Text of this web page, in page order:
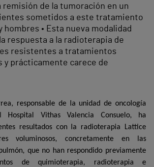
remisión de la tumoración en un
sometidos a este tratamiento
• Esta nueva modalidad
respuesta a la radioterapia de
resistentes a tratamientos
y prácticamente carece de
responsable de la unidad de oncología
Hospital Vithas Valencia Consuelo, ha
resultados con la radioterapia Lattice
voluminosos, concretamente en las
que no han respondido previamente
de quimioterapia, radioterapia e